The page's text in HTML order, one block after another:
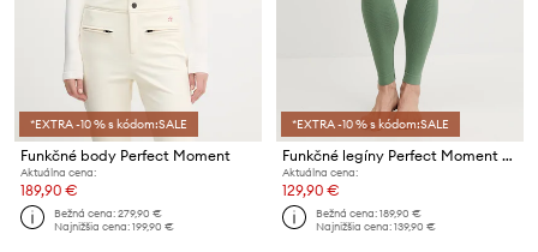
*EXTRA -10 % s kódom:SALE
Funkčné body Perfect Moment
Aktuálna cena:
189,90 €
Bežná cena:279,90 €
Najnižšia cena:199,90 €
*EXTRA -10 % s kódom:SALE
Funkčné legíny Perfect Moment Perfect Thermal
Aktuálna cena:
129,90 €
Bežná cena:189,90 €
Najnižšia cena:139,90 €